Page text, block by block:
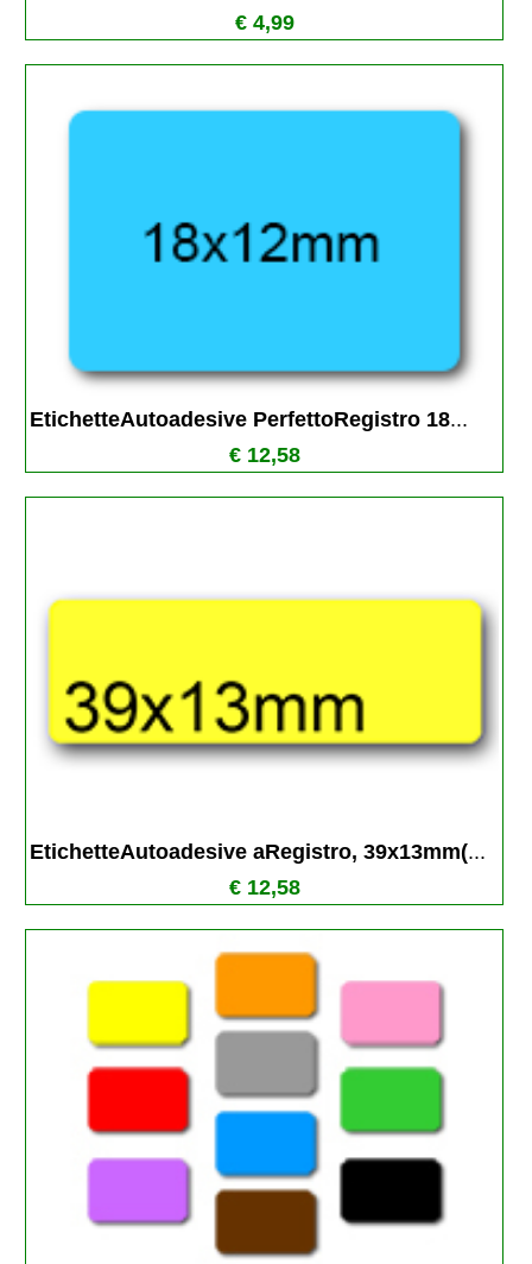
€ 4,99
EtichetteAutoadesive PerfettoRegistro 18...
€ 12,58
EtichetteAutoadesive aRegistro, 39x13mm(...
€ 12,58